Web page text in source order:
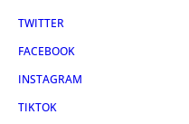
TWITTER
FACEBOOK
INSTAGRAM
TIKTOK